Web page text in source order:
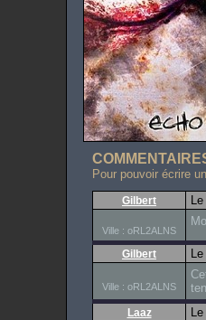
Pour pouvoir écrire
Gilbert
Ville : oRL2ALNS
Gilbert
Ville : oRL2ALNS
Laaz